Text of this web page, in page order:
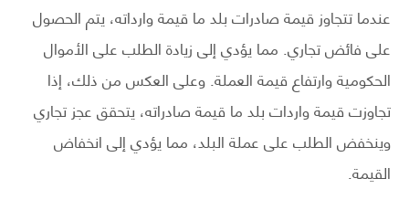
عندما تتجاوز قيمة صادرات بلد ما قيمة وارداته، يتم الحصول
على فائض تجاري. مما يؤدي إلى زيادة الطلب على الأموال
الحكومية وارتفاع قيمة العملة. وعلى العكس من ذلك، إذا
تجاوزت قيمة واردات بلد ما قيمة صادراته، يتحقق عجز تجاري
وينخفض الطلب على عملة البلد، مما يؤدي إلى انخفاض
القيمة.